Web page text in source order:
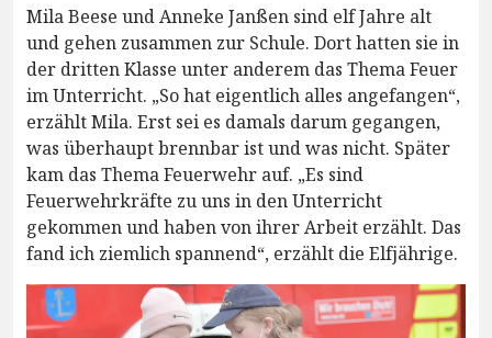
Mila Beese und Anneke Janßen sind elf Jahre alt
und gehen zusammen zur Schule. Dort hatten sie in
der dritten Klasse unter anderem das Thema Feuer
im Unterricht. „So hat eigentlich alles angefangen“,
erzählt Mila. Erst sei es damals darum gegangen,
was überhaupt brennbar ist und was nicht. Später
kam das Thema Feuerwehr auf. „Es sind
Feuerwehrkräfte zu uns in den Unterricht
gekommen und haben von ihrer Arbeit erzählt. Das
fand ich ziemlich spannend“, erzählt die Elfjährige.